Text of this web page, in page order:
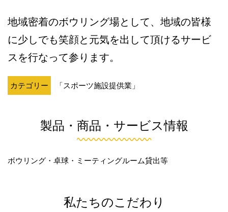
地域密着のボウリング場として、地域の皆様
に少しでも笑顔と元気を出して頂けるサービ
スを行なって参ります。
カテゴリー 「スポーツ施設提供業」
製品・商品・サービス情報
ボウリング・卓球・ミーティングルーム貸出等
私たちのこだわり